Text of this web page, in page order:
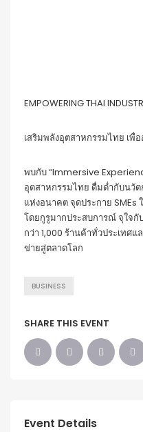
EMPOWERING THAI
เสริมพลังอุตสาหกรรมไทย เพื่
พบกับ “Immersive
อุตสาหกรรมไทย ดื่มด่ำกับนวั
แห่งอนาคต จุดประกาย SMEs
โดยกูรูมากประสบการณ์ จุใจ
กว่า 1,000 ร้านค้าทั่วประเทศ
ข่ายสู่ตลาดโลก
BUSINESS
SHARE THIS EVENT
Event Details